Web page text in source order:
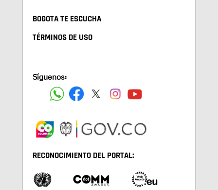
BOGOTA TE ESCUCHA
TÉRMINOS DE USO
Síguenos:
RECONOCIMIENTO DEL PORTAL: